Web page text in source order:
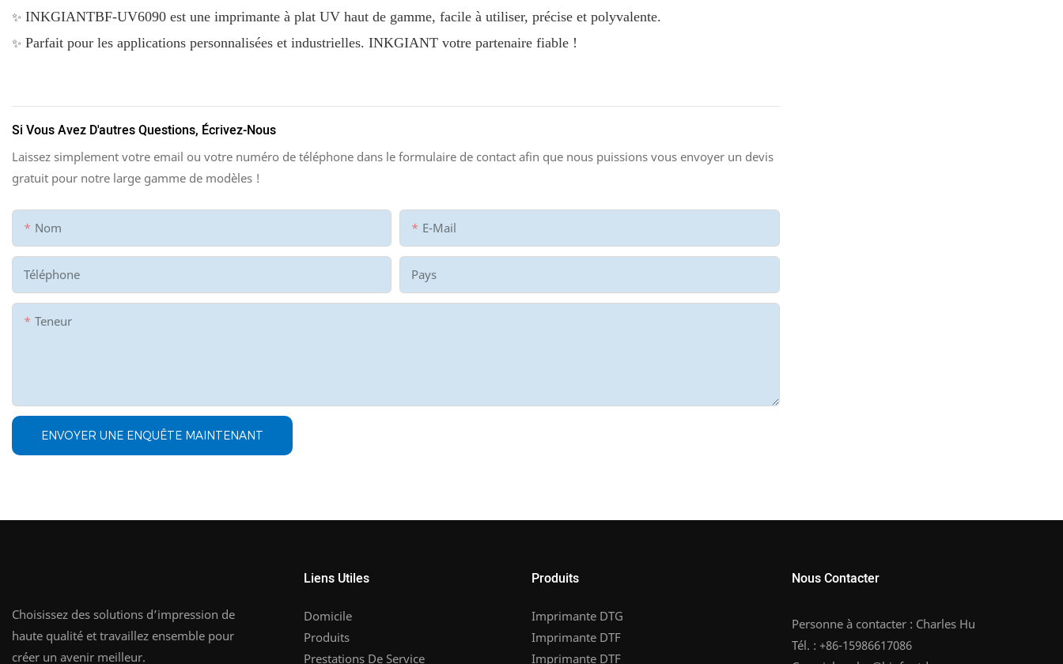
✨ INKGIANTBF-UV6090 est une imprimante à plat UV haut de gamme, facile à utiliser, précise et polyvalente.
✨ Parfait pour les applications personnalisées et industrielles. INKGIANT votre partenaire fiable !
Si Vous Avez D'autres Questions, Écrivez-Nous
Laissez simplement votre email ou votre numéro de téléphone dans le formulaire de contact afin que nous puissions vous envoyer un devis
gratuit pour notre large gamme de modèles !
Nom E-Mail
Téléphone Pays
Teneur
ENVOYER UNE ENQUÊTE MAINTENANT
Choisissez des solutions d’impression de
haute qualité et travaillez ensemble pour
créer un avenir meilleur.
Liens Utiles
Domicile
Produits
Prestations De Service
Produits
Imprimante DTG
Imprimante DTF
Imprimante DTF
Nous Contacter
Personne à contacter : Charles Hu
Tél. : +86-15986617086